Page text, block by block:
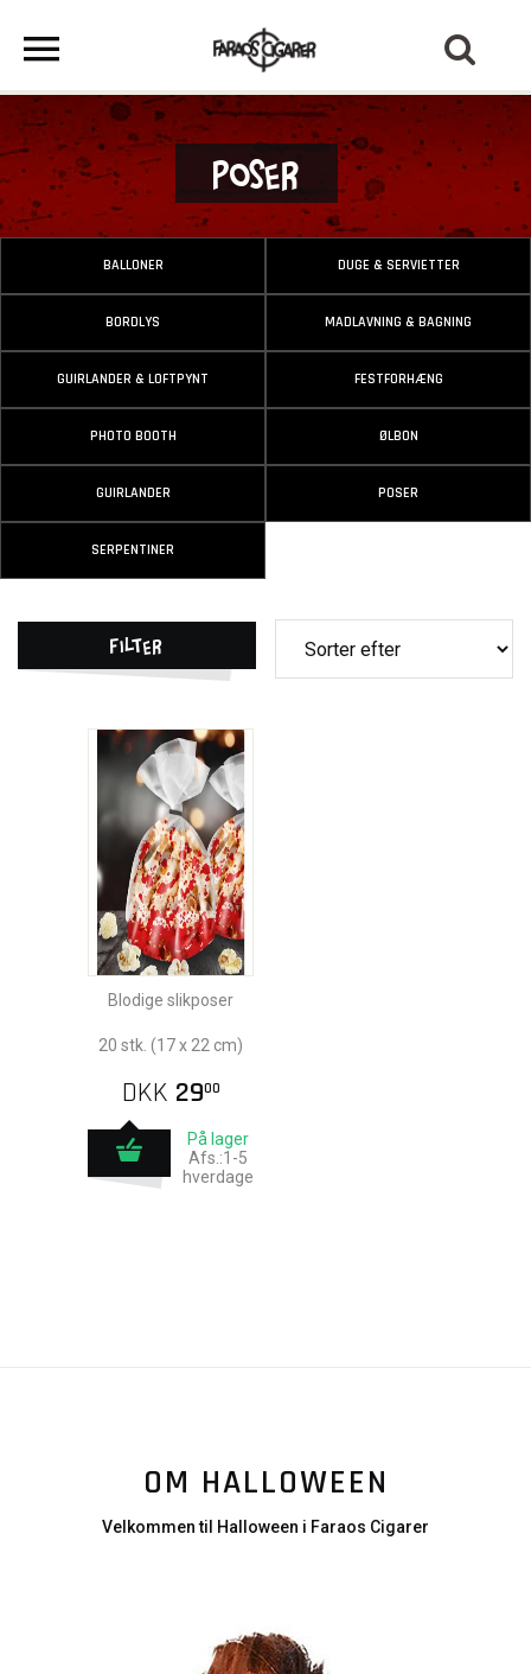
Poser
BALLONER DUGE & SERVIETTER
BORDLYS MADLAVNING & BAGNING
GUIRLANDER & LOFTPYNT FESTFORHÆNG
PHOTO BOOTH ØLBON
GUIRLANDER POSER
SERPENTINER
Filter
Blodige slikposer
20 stk. (17 x 22 cm)
DKK 2900
På lager
Afs.:1-5
hverdage
OM HALLOWEEN
Velkommen til Halloween i Faraos Cigarer